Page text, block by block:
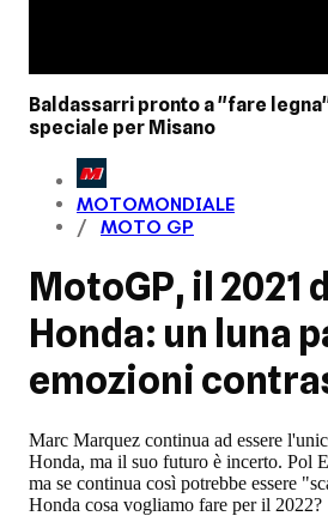
Baldassarri pronto a "fare
speciale per Misano
MOTOMONDIALE
MOTO GP
MotoGP, il 2021
Honda: un luna
emozioni
Marc Marquez continua ad essere
Honda, ma il suo futuro è incerto. Pol
ma se continua così potrebbe essere
Honda cosa vogliamo fare per il 2022?